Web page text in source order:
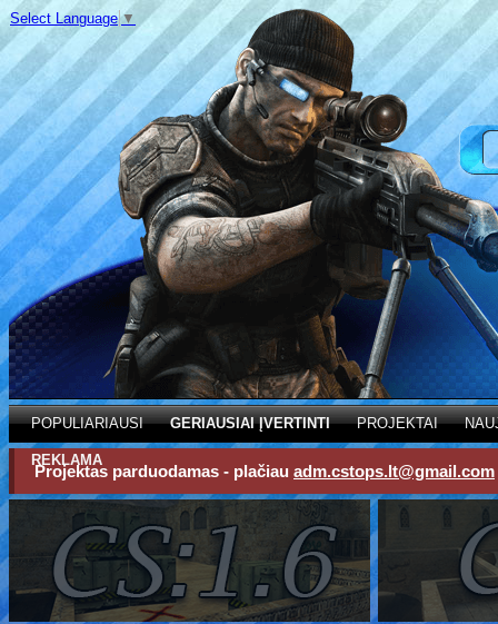
Select Language ▼
POPULIARIAUSI GERIAUSIAI ĮVERTINTI PROJEKTAI
REKLAMA
Projektas parduodamas - plačiau adm.cstops.lt@gmail.com